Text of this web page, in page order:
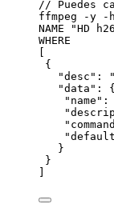
//
Puedes
ffmpeg
-y -
NAME
"HD
WHERE
{
"desc " : "
"data " : {
" name " :
"
" command
"default
}
}